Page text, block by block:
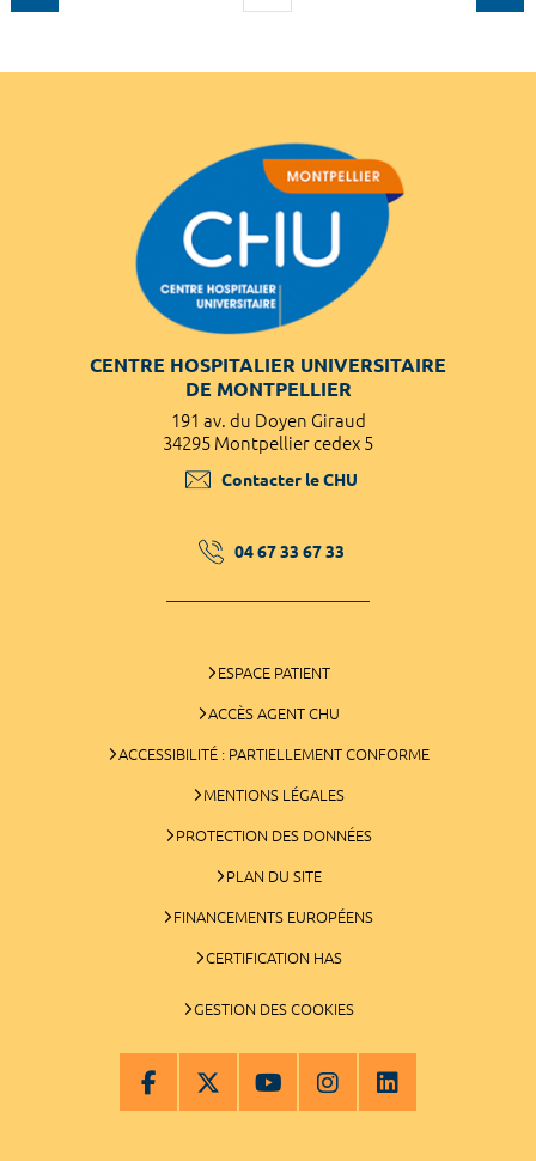
CENTRE HOSPITALIER UNIVERSITAIRE
DE MONTPELLIER
191 av. du Doyen Giraud
34295 Montpellier cedex 5
Contacter le CHU
04 67 33 67 33
ESPACE PATIENT
ACCÈS AGENT CHU
ACCESSIBILITÉ : PARTIELLEMENT CONFORME
MENTIONS LÉGALES
PROTECTION DES DONNÉES
PLAN DU SITE
FINANCEMENTS EUROPÉENS
CERTIFICATION HAS
GESTION DES COOKIES